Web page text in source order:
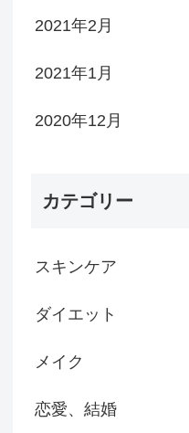
2021年2月
2021年1月
2020年12月
カテゴリー
スキンケア
ダイエット
メイク
恋愛、結婚